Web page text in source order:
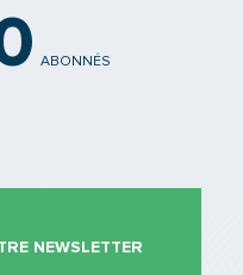
ABONNÉS
NEWSLETTER